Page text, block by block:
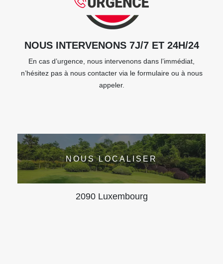
NOUS INTERVENONS 7J/7 ET 24H/24
En cas d’urgence, nous intervenons dans l’immédiat,
n’hésitez pas à nous contacter via le formulaire ou à nous
appeler.
NOUS LOCALISER
2090 Luxembourg